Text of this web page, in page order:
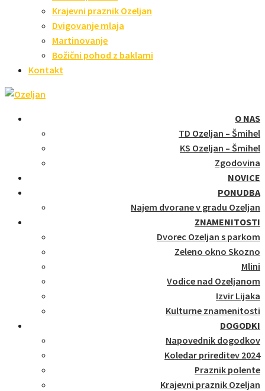
Krajevni praznik Ozeljan
Dvigovanje mlaja
Martinovanje
Božični pohod z baklami
Kontakt
O NAS
TD Ozeljan – Šmihel
KS Ozeljan – Šmihel
Zgodovina
NOVICE
PONUDBA
Najem dvorane v gradu Ozeljan
ZNAMENITOSTI
Dvorec Ozeljan s parkom
Zeleno okno Skozno
Mlini
Vodice nad Ozeljanom
Izvir Lijaka
Kulturne znamenitosti
DOGODKI
Napovednik dogodkov
Koledar prireditev 2024
Praznik polente
Krajevni praznik Ozeljan